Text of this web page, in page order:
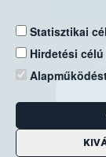
Statisztikai
Hirdetési